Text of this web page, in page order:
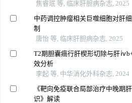
焦睿珉 等, 临床肝胆病杂志, 2025
中药调控肿瘤相关巨噬细胞对肝
制
唐怡 等, 临床肝胆病杂志, 2025
T2期胆囊癌行肝楔形切除与肝
效分析
李起 等, 中华消化外科杂志, 2024
《靶向免疫联合局部治疗中晚期
识》解读